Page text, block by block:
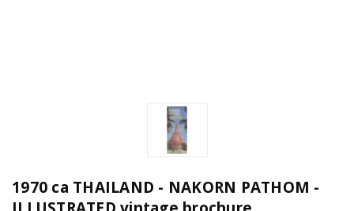
1970 ca THAILAND - NAKORN PATHOM -